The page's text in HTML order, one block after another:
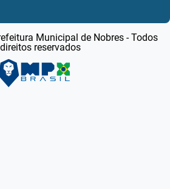
Municipal de Nobres - Todos
reservados